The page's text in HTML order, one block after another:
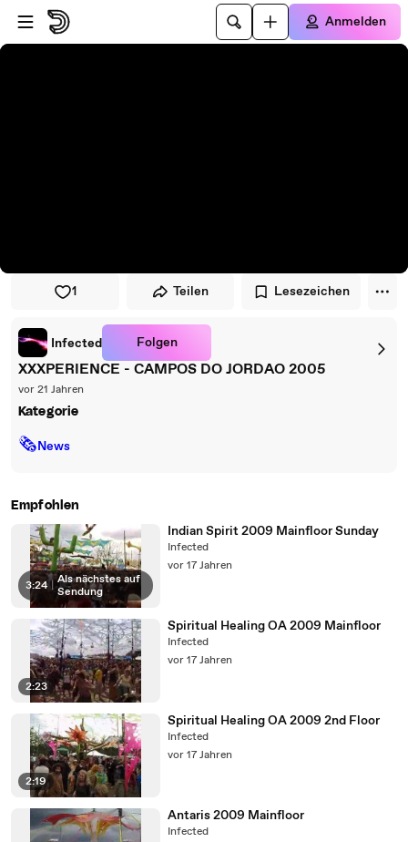
Zum Player springen
Zum Hauptinhalt springen
Anmelden
1 Teilen Lesezeichen
Infected Folgen
XXXPERIENCE - CAMPOS DO JORDAO 2005
vor 21 Jahren
Kategorie
🗞News
Empfohlen
3:24 | Als nächstes auf
Sendung
Indian Spirit 2009 Mainfloor Sunday
Infected
vor 17 Jahren
2:23
Spiritual Healing OA 2009 Mainfloor
Infected
vor 17 Jahren
2:19
Spiritual Healing OA 2009 2nd Floor
Infected
vor 17 Jahren
Antaris 2009 Mainfloor
Infected